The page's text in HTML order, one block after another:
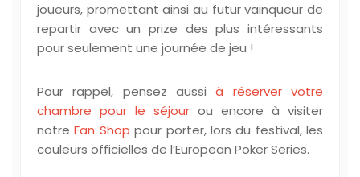
joueurs, promettant ainsi au futur vainqueur de
repartir avec un prize des plus intéressants
pour seulement une journée de jeu !
Pour rappel, pensez aussià réserver votre
chambre pour le séjour ou encore à visiter
notreFan Shop pour porter, lors du festival, les
couleurs officielles de l’European Poker Series.